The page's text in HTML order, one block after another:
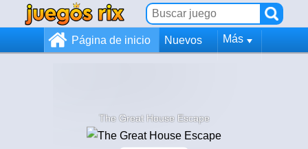
Página de inicio Nuevos Más
The Great House Escape